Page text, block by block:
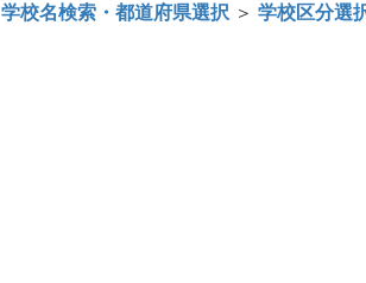
学校名検索・都道府県選択 ＞ 学校区分選